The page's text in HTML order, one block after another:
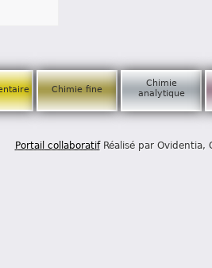
Chimie fine
Chimie
analytique
Portail collaboratifRéalisé par Ovidentia,